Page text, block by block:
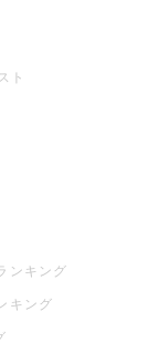
ト
ンキング
キング